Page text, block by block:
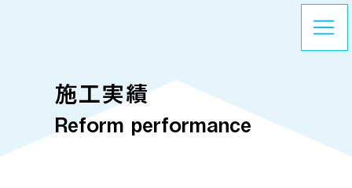
施工実績
Reform performance